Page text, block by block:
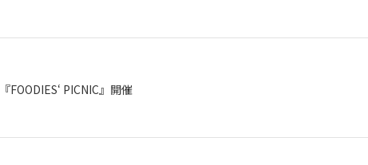
『FOODIES‘ PICNIC』開催